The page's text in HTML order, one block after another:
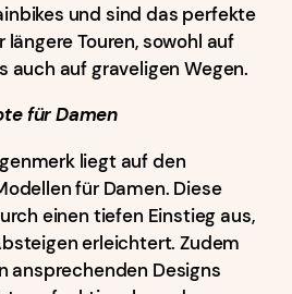
und sind das perfekte
Touren, sowohl auf
auch auf graveligen Wegen.
für Damen
liegt auf den
für Damen. Diese
einen tiefen Einstieg aus,
erleichtert. Zudem
ansprechenden Designs